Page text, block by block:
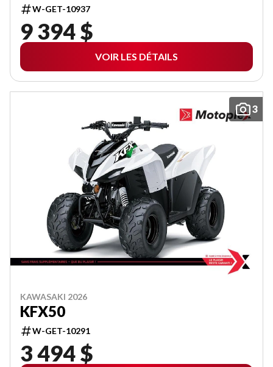
W-GET-10937
9 394 $
VOIR LES DÉTAILS
3
KAWASAKI 2026
KFX50
W-GET-10291
3 494 $